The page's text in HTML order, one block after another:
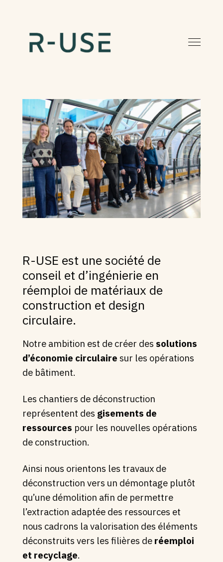
R-USE est une société de
conseil et d’ingénierie en
réemploi de matériaux de
construction et design
circulaire.
Notre ambition est de créer des solutions
d’économie circulaire sur les opérations
de bâtiment.
Les chantiers de déconstruction
représentent des gisements de
ressources pour les nouvelles opérations
de construction.
Ainsi nous orientons les travaux de
déconstruction vers un démontage plutôt
qu’une démolition afin de permettre
l’extraction adaptée des ressources et
nous cadrons la valorisation des éléments
déconstruits vers les filières de réemploi
et recyclage.